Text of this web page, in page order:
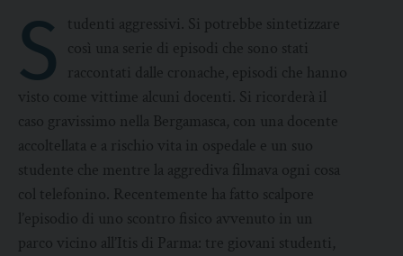
S
tudenti aggressivi. Si potrebbe sintetizzare
così una serie di episodi che sono stati
raccontati dalle cronache, episodi che hanno
visto come vittime alcuni docenti. Si ricorderà il
caso gravissimo nella Bergamasca, con una docente
accoltellata e a rischio vita in ospedale e un suo
studente che mentre la aggrediva filmava ogni cosa
col telefonino. Recentemente ha fatto scalpore
l’episodio di uno scontro fisico avvenuto in un
parco vicino all’Itis di Parma: tre giovani studenti,